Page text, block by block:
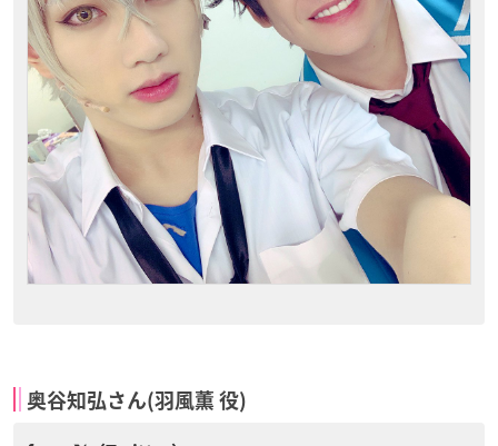
奥谷知弘さん(羽風薫 役)